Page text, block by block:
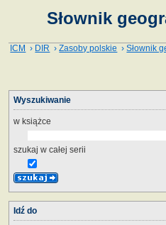
Słownik
ICM › DIR ›Zasoby polskie ›Słownik
Wyszukiwanie
w książce
szukaj w całej serii
Idź do